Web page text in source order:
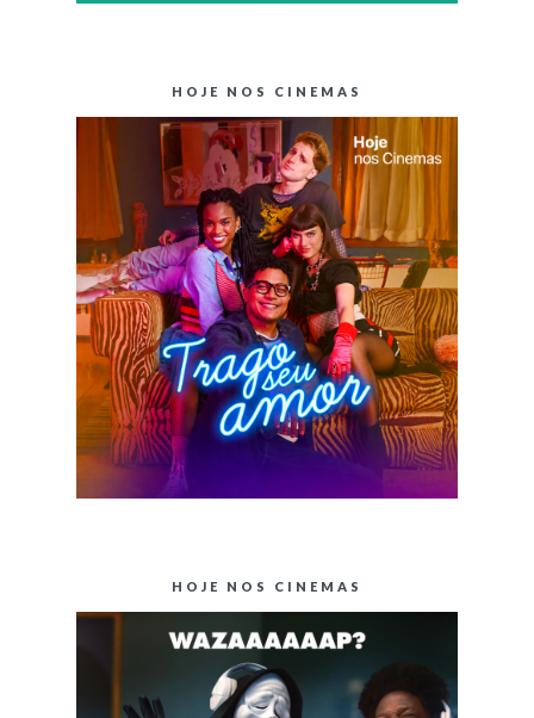
HOJE NOS CINEMAS
HOJE NOS CINEMAS